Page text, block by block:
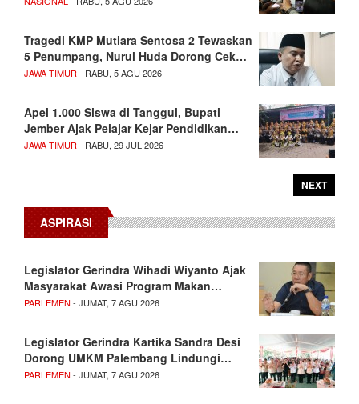
Tragedi KMP Mutiara Sentosa 2 Tewaskan
5 Penumpang, Nurul Huda Dorong Cek…
JAWA TIMUR - RABU, 5 AGU 2026
Apel 1.000 Siswa di Tanggul, Bupati
Jember Ajak Pelajar Kejar Pendidikan…
JAWA TIMUR - RABU, 29 JUL 2026
NEXT
ASPIRASI
Legislator Gerindra Wihadi Wiyanto Ajak
Masyarakat Awasi Program Makan…
PARLEMEN - JUMAT, 7 AGU 2026
Legislator Gerindra Kartika Sandra Desi
Dorong UMKM Palembang Lindungi…
PARLEMEN - JUMAT, 7 AGU 2026